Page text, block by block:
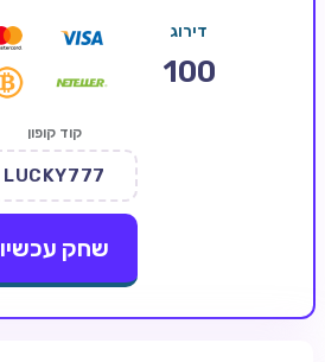
בונוסים בקזינו אונליין
דירוג
100
קוד קופון
LUCKY777
שחק עכשיו